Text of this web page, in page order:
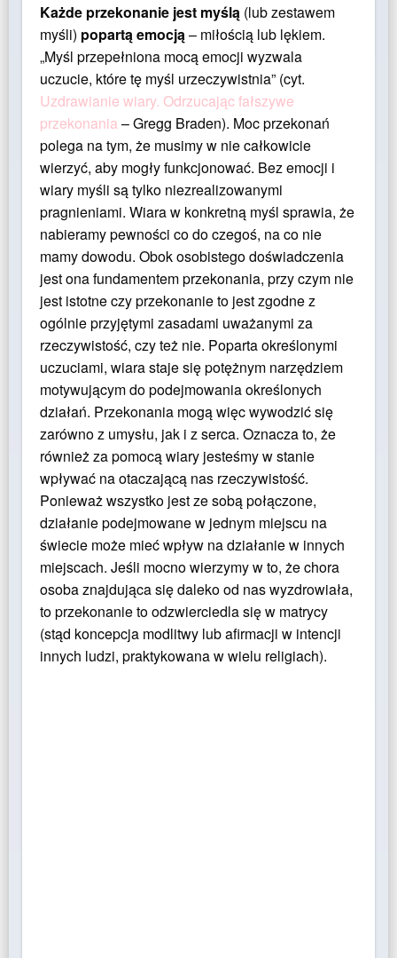
Każde przekonanie jest myślą (lub zestawem
myśli) popartą emocją– miłością lub lękiem.
„Myśl przepełniona mocą emocji wyzwala
uczucie, które tę myśl urzeczywistnia” (cyt.
Uzdrawianie wiary. Odrzucając fałszywe
przekonania– Gregg Braden). Moc przekonań
polega na tym, że musimy w nie całkowicie
wierzyć, aby mogły funkcjonować. Bez emocji i
wiary myśli są tylko niezrealizowanymi
pragnieniami. Wiara w konkretną myśl sprawia, że
nabieramy pewności co do czegoś, na co nie
mamy dowodu. Obok osobistego doświadczenia
jest ona fundamentem przekonania, przy czym nie
jest istotne czy przekonanie to jest zgodne z
ogólnie przyjętymi zasadami uważanymi za
rzeczywistość, czy też nie. Poparta określonymi
uczuciami, wiara staje się potężnym narzędziem
motywującym do podejmowania określonych
działań. Przekonania mogą więc wywodzić się
zarówno z umysłu, jak i z serca. Oznacza to, że
również za pomocą wiary jesteśmy w stanie
wpływać na otaczającą nas rzeczywistość.
Ponieważ wszystko jest ze sobą połączone,
działanie podejmowane w jednym miejscu na
świecie może mieć wpływ na działanie w innych
miejscach. Jeśli mocno wierzymy w to, że chora
osoba znajdująca się daleko od nas wyzdrowiała,
to przekonanie to odzwierciedla się w matrycy
(stąd koncepcja modlitwy lub afirmacji w intencji
innych ludzi, praktykowana w wielu religiach).